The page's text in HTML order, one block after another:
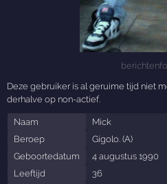
Deze gebruiker is al geruime tijd niet
derhalve op non-actief.
Naam
Mick
Beroep
Gigolo. (A)
Geboortedatum
4 augustus 1990
Leeftijd
36